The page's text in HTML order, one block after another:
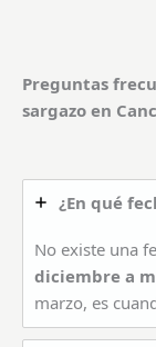
Preguntas
sargazo en
¿En qué
No existe una
diciembre a
marzo, es